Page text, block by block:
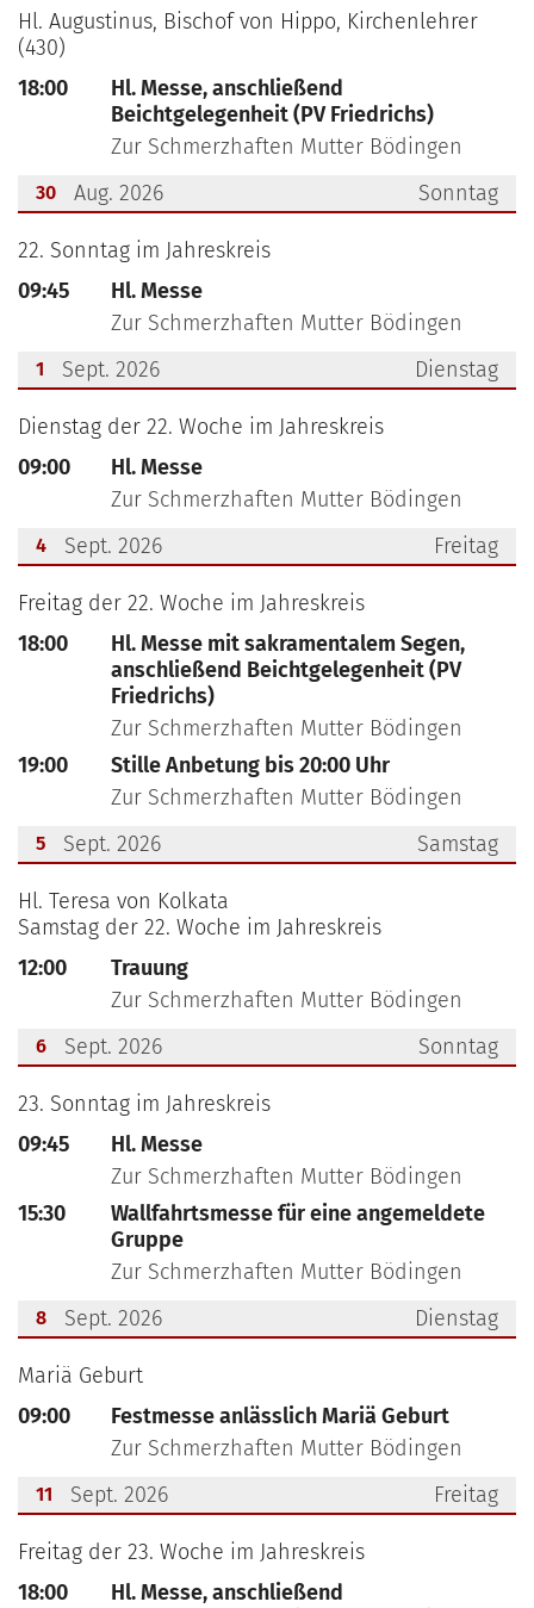
???msg.page.sr.date??? 28. August 2026
Hl. Augustinus, Bischof von Hippo, Kirchenlehrer
(430)
18:00
Hl. Messe, anschließend
Beichtgelegenheit (PV Friedrichs)
Zur Schmerzhaften Mutter Bödingen
Sonntag
30
Aug. 2026
???msg.page.sr.date??? 30. August 2026
22. Sonntag im Jahreskreis
09:45
Hl. Messe
Zur Schmerzhaften Mutter Bödingen
Dienstag
1
Sept. 2026
???msg.page.sr.date??? 1. September 2026
Dienstag der 22. Woche im Jahreskreis
09:00
Hl. Messe
Zur Schmerzhaften Mutter Bödingen
Freitag
4
Sept. 2026
???msg.page.sr.date??? 4. September 2026
Freitag der 22. Woche im Jahreskreis
18:00
Hl. Messe mit sakramentalem Segen,
anschließend Beichtgelegenheit (PV
Friedrichs)
Zur Schmerzhaften Mutter Bödingen
19:00
Stille Anbetung bis 20:00 Uhr
Zur Schmerzhaften Mutter Bödingen
Samstag
5
Sept. 2026
???msg.page.sr.date??? 5. September 2026
Hl. Teresa von Kolkata
Samstag der 22. Woche im Jahreskreis
12:00
Trauung
Zur Schmerzhaften Mutter Bödingen
Sonntag
6
Sept. 2026
???msg.page.sr.date??? 6. September 2026
23. Sonntag im Jahreskreis
09:45
Hl. Messe
Zur Schmerzhaften Mutter Bödingen
15:30
Wallfahrtsmesse für eine angemeldete
Gruppe
Zur Schmerzhaften Mutter Bödingen
Dienstag
8
Sept. 2026
???msg.page.sr.date??? 8. September 2026
Mariä Geburt
09:00
Festmesse anlässlich Mariä Geburt
Zur Schmerzhaften Mutter Bödingen
Freitag
11
Sept. 2026
???msg.page.sr.date??? 11. September 2026
Freitag der 23. Woche im Jahreskreis
18:00
Hl. Messe, anschließend